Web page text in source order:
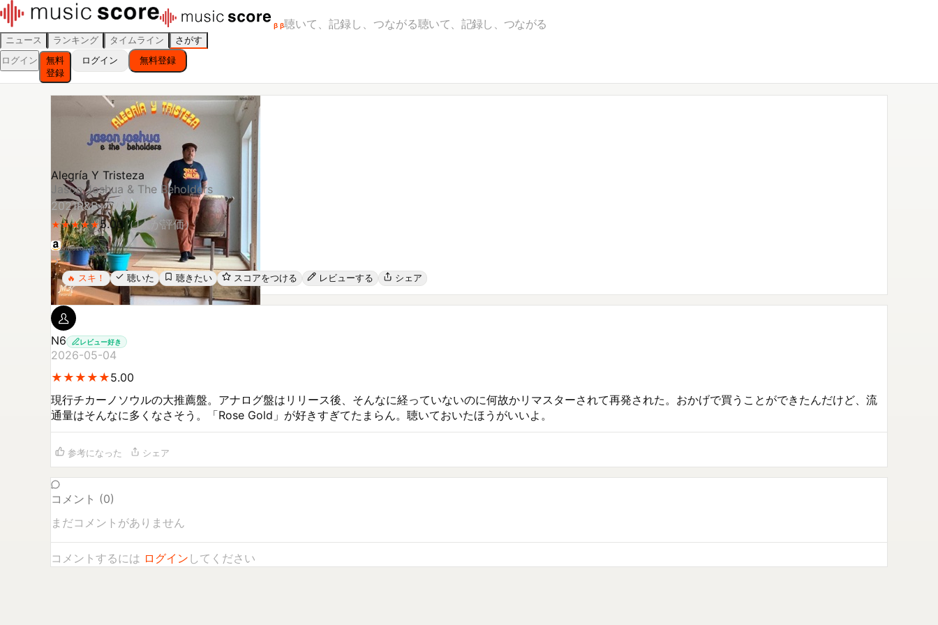
β β聴いて、記録し、つながる聴いて、記録し、つながる
ニュース ランキング タイムライン
さがす
ログイン
無料
登録
ログイン 無料登録
Alegría Y Tristeza
Jason Joshua & The Beholders
2021R&B／ソウル
★
★★
★★
★★
★★
★5.00（1人が評価）
Amazonで探す
🔥 スキ！ 聴いた 聴きたい スコアをつける レビューする シェア
N6 レビュー好き
2026-05-04
★
★★
★★
★★
★★
★5.00
現行チカーノソウルの大推薦盤。アナログ盤はリリース後、そんなに経っていないのに何故かリマスターされて再発された。おかげで買うことができたんだけど、流
通量はそんなに多くなさそう。「Rose Gold」が好きすぎてたまらん。聴いておいたほうがいいよ。
参考になった シェア
コメント (0)
まだコメントがありません
コメントするには ログイン してください